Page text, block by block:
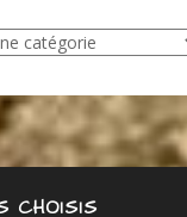
CHOISIS